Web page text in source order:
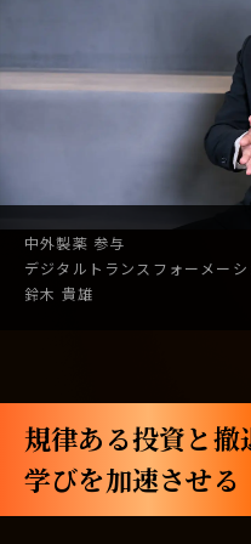
中外製薬 参与
デジタル トランスフォーメーシ
鈴木 貴雄
規律ある投資と撤
学びを加速させる